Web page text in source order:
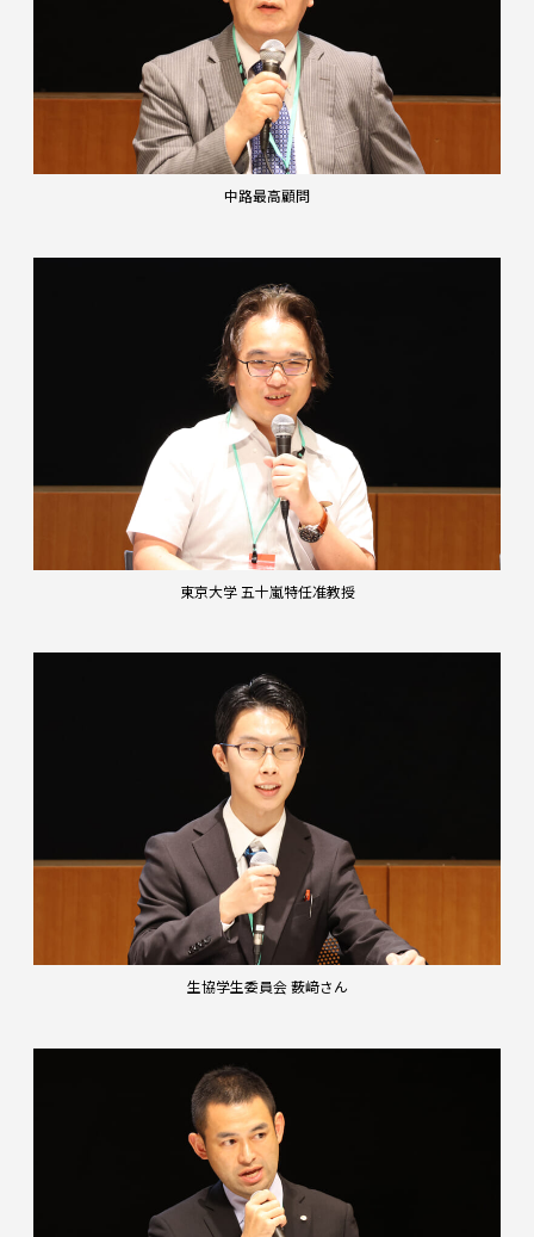
中路最高顧問
東京大学 五十嵐特任准教授
生協学生委員会 薮﨑さん